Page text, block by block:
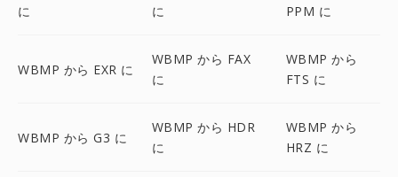
に
に
PPM に
WBMP から EXR に
WBMP から FAX
に
WBMP から
FTS に
WBMP から G3 に
WBMP から HDR
に
WBMP から
HRZ に